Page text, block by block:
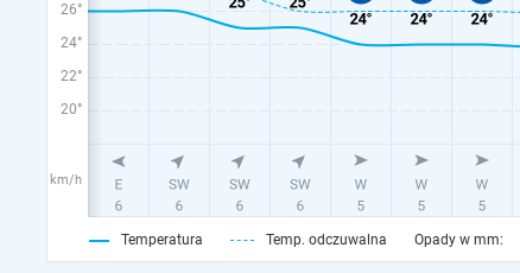
26°
24°
22°
20°
km/h
Temperatura Temp. odczuwalna Opady w mm: